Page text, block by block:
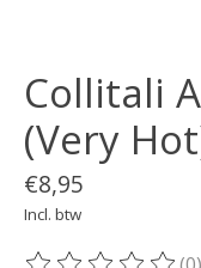
Collitali
(Very
€8,95
Incl. btw